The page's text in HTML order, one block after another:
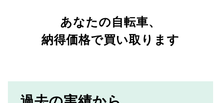
あなたの自転車、
納得価格で買い取ります